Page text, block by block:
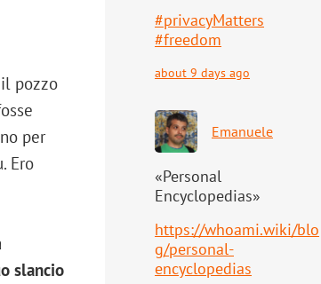
pozzo
per
Ero
slancio
#privacyMatters
#freedom
about 9 days ago
Emanuele
«Personal
Encyclopedias»
https://whoami.wiki/blo
g/personal-
encyclopedias